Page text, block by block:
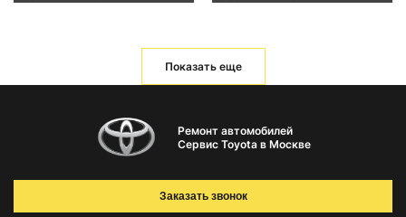
Показать еще
Ремонт автомобилей
Сервис Toyota в Москве
Заказать звонок